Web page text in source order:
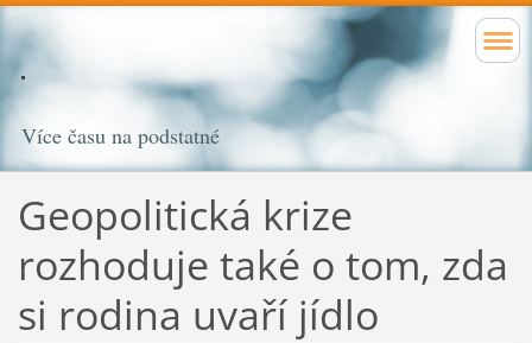
Více času na podstatné
Geopolitická krize
rozhoduje také o tom, zda
si rodina uvaří jídlo